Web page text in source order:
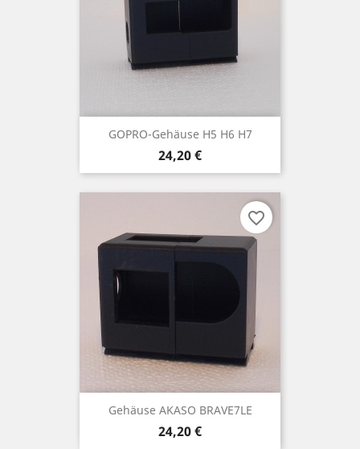
GOPRO-Gehäuse H5 H6 H7
Preis
24,20 €
Gehäuse AKASO BRAVE7LE
Preis
24,20 €
favorite_border